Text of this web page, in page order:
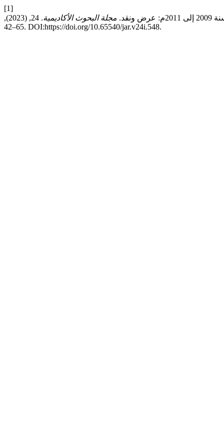
[1]
مجلة البحوث الأكاديمية
. 24, (2023),
65–42. DOI:https://doi.org/10.65540/jar.v24i.548.